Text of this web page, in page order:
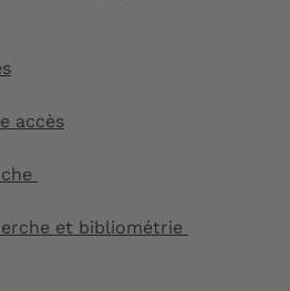
accès
et bibliométrie